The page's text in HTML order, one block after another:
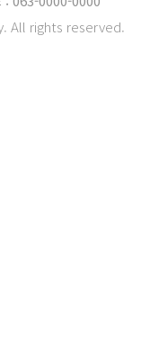
All rights reserved.